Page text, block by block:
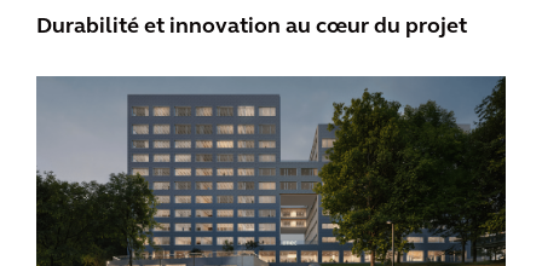
Durabilité et innovation au cœur du projet